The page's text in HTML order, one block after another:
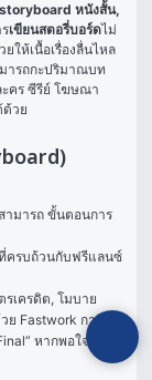
หนังสั้น,
เขียนสตอรี่บอร์ดไม่
ให้เนื้อเรื่องลื่นไหล
ารถกะปริมาณบท
คร ซีรีย์ โฆษณา
วย
ามารถ ขั้นตอนการ
ครบถ้วนกับฟรีแลนซ์
รเครดิต, โมบาย
Fastwork การันตี
หากพอใจในผล